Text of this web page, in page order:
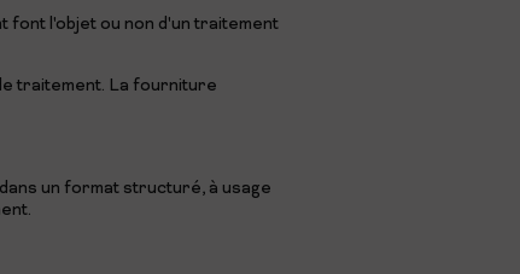
font l'objet ou non d'un traitement
traitement. La fourniture
un format structuré, à usage